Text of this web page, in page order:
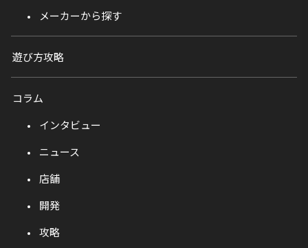
メーカーから探す
遊び方攻略
コラム
インタビュー
ニュース
店舗
開発
攻略